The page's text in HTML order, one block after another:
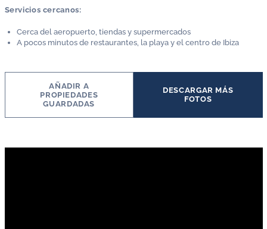
Servicios cercanos:
Cerca del aeropuerto, tiendas y supermercados
A pocos minutos de restaurantes, la playa y el centro de Ibiza
AÑADIR A
PROPIEDADES
GUARDADAS
DESCARGAR MÁS
FOTOS